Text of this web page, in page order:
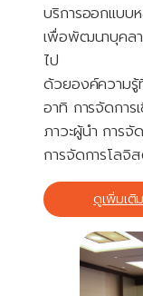
บริการออกแบบ
เพื่อพัฒนาบุคล
ไป
ด้วยองค์ความรู้
อาทิ การจัดกา
ภาวะผู้นำ การจั
การจัดการโลจิ
ดูเพิ่มเติม